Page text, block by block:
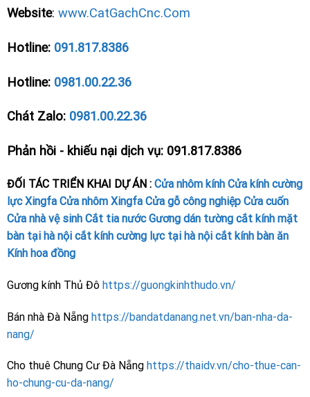
Website: www.CatGachCnc.Com
Hotline: 091.817.8386
Hotline: 0981.00.22.36
Chát Zalo: 0981.00.22.36
Phản hồi - khiếu nại dịch vụ: 091.817.8386
ĐỐI TÁC TRIỂN KHAI DỰ ÁN : Cửa nhôm kính Cửa kính cường
lực Xingfa Cửa nhôm Xingfa Cửa gỗ công nghiệp Cửa cuốn
Cửa nhà vệ sinh Cắt tia nước Gương dán tường cắt kính mặt
bàn tại hà nội cắt kính cường lực tại hà nội cắt kính bàn ăn
Kính hoa đồng
Gương kính Thủ Đô https://guongkinhthudo.vn/
Bán nhà Đà Nẵng https://bandatdanang.net.vn/ban-nha-da-
nang/
Cho thuê Chung Cư Đà Nẵng https://thaidv.vn/cho-thue-can-
ho-chung-cu-da-nang/